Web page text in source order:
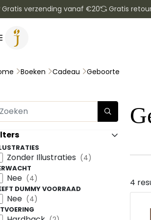
Gratis verzending vanaf €20 Gratis
Boeken Cadeau Geboorte
Zonder Illustraties (4)
Nee (4)
DUMMY VOORRAAD
Nee (4)
4